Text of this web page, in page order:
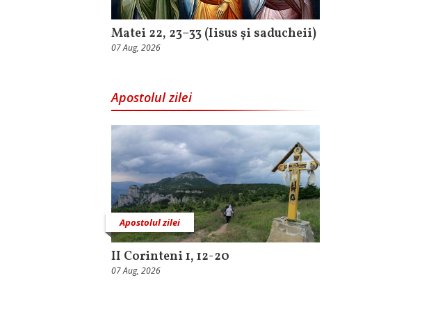
Matei 22, 23–33 (Iisus și saducheii)
07 Aug, 2026
Apostolul zilei
Apostolul zilei
II Corinteni 1, 12-20
07 Aug, 2026